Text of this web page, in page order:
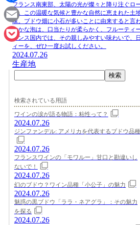
フランス南東部、太陽の光が燦々と降り注ぐロ
た。この温暖な気候と豊かな自然に恵まれた土
味。ブドウ畑に小石が多いことに由来すると言
やかな泡は、口当たりが柔らかく、フルーティ
ランス国内では、その親しみやすい味わいで、
ィーを、ぜひ一度お試しください。
2024.07.26
生産地
検索
検索されている用語
ワインの涙が語る物語：粘性って？
2024.07.26
ジンファンデル: アメリカを代表するブドウ品種
2024.07.26
フランスワインの「モワルー」甘口と勘違いし
ないで！
2024.07.26
幻のブドウ？ワイン品種「小公子」の魅力
2024.07.26
魅惑の黒ブドウ「ララ・ネアグラ」：その魅力
を探る
2024.07.26
Facebook
Email
Pocket